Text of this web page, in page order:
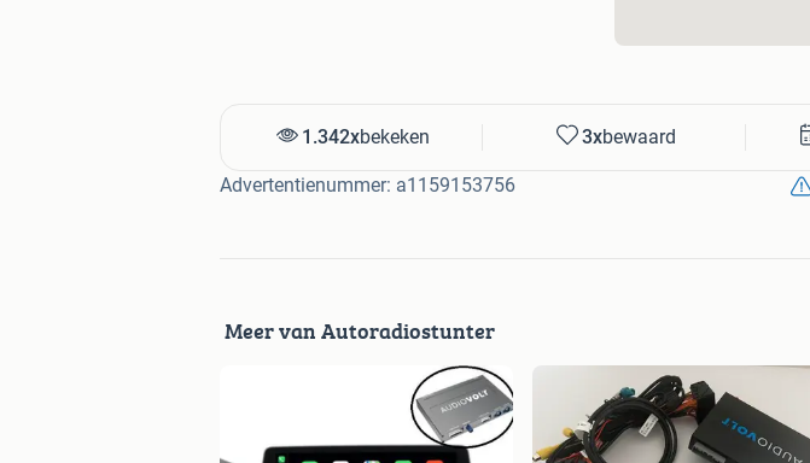
1.342xbekeken 3xbewaard
Advertentienummer: a1159153756
Meer van Autoradiostunter